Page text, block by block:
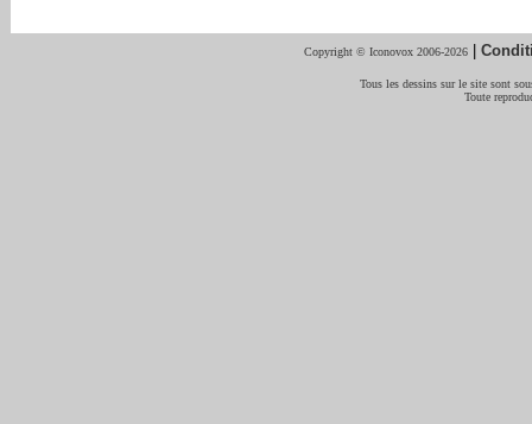
Copyright © Iconovox 2006-2026 |
Tous les dessins sur le site sont
Toute